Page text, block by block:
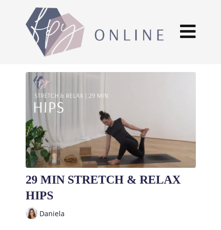
29 MIN STRETCH & RELAX
HIPS
Daniela